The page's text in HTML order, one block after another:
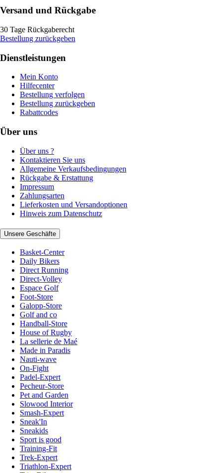
Versand und Rückgabe
30 Tage Rückgaberecht
Bestellung zurückgeben
Dienstleistungen
Mein Konto
Hilfecenter
Bestellung verfolgen
Bestellung zurückgeben
Rabattcodes
Über uns
Über uns ?
Kontaktieren Sie uns
Allgemeine Verkaufsbedingungen
Rückgabe & Erstattung
Impressum
Zahlungsarten
Lieferkosten und Versandoptionen
Hinweis zum Datenschutz
Unsere Geschäfte
Basket-Center
Daily Bikers
Direct Running
Direct-Volley
Espace Golf
Foot-Store
Galopp-Store
Golf and co
Handball-Store
House of Rugby
La sellerie de Maé
Made in Paradis
Nauti-wave
On-Fight
Padel-Expert
Pecheur-Store
Pet and Garden
Slowood Interior
Smash-Expert
Sneak'In
Sneakids
Sport is good
Training-Fit
Trek-Expert
Triathlon-Expert